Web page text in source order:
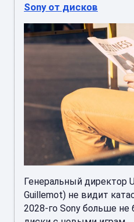
Sony от дисков
Генеральный директор
Guillemot) не видит
2028-го Sony больше не